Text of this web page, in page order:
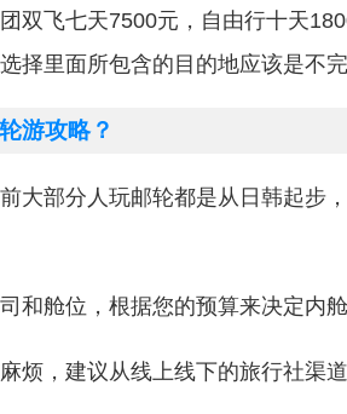
双飞七天7500元，自由行十天
择里面所包含的目的地应该是不
游攻略？
大部分人玩邮轮都是从日韩起步
和舱位，根据您的预算来决定内
烦，建议从线上线下的旅行社渠